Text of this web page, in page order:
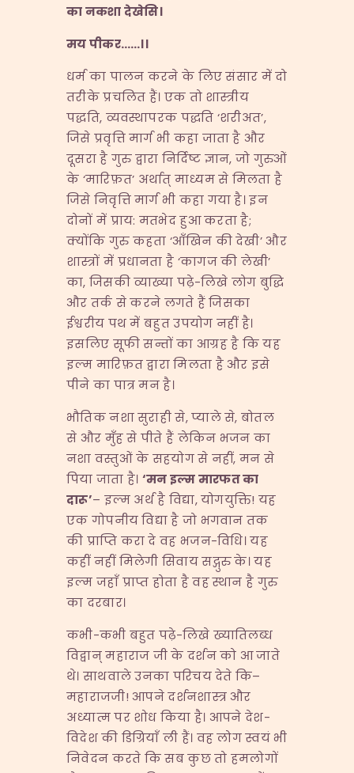
कानकशादेखेसि।
मयपीकर……।।
धर्म का पालन करने के लिए संसार में दो
तरीके प्रचलित हैं। एक तो शास्त्रीय
पद्धति, व्यवस्थापरक पद्धति ‘शरीअत’,
जिसे प्रवृत्ति मार्ग भी कहा जाता है और
दूसरा है गुरु द्वारा निर्दिष्ट ज्ञान, जो गुरुओं
के ‘मारिफ़त’ अर्थात् माध्यम से मिलता है
जिसे निवृत्ति मार्ग भी कहा गया है। इन
दोनों में प्राय: मतभेद हुआ करता है;
क्योंकि गुरु कहता ‘आँखिन की देखी’ और
शास्त्रों में प्रधानता है ‘कागज की लेखी’
का, जिसकी व्याख्या पढ़े-लिखे लोग बुद्धि
और तर्क से करने लगते हैं जिसका
ईश्वरीय पथ में बहुत उपयोग नहीं है।
इसलिए सूफी सन्तों का आग्रह है कि यह
इल्म मारिफ़त द्वारा मिलता है और इसे
पीने का पात्र मन है।
भौतिक नशा सुराही से, प्याले से, बोतल
से और मुँह से पीते हैं लेकिन भजन का
नशा वस्तुओं के सहयोग से नहीं, मन से
पिया जाता है। ‘मनइल्ममारफतका
दारू’– इल्म अर्थ है विद्या, योगयुक्ति! यह
एक गोपनीय विद्या है जो भगवान तक
की प्राप्ति करा दे वह भजन-विधि। यह
कहीं नहीं मिलेगी सिवाय सद्गुरु के। यह
इल्म जहाँ प्राप्त होता है वह स्थान है गुरु
का दरबार।
कभी-कभी बहुत पढ़े-लिखे ख्यातिलब्ध
विद्वान् महाराज जी के दर्शन को आ जाते
थे। साथवाले उनका परिचय देते कि–
महाराजजी! आपने दर्शनशास्त्र और
अध्यात्म पर शोध किया है। आपने देश-
विदेश की डिग्रियाँ ली हैं। वह लोग स्वयं भी
निवेदन करते कि सब कुछ तो हमलोगों